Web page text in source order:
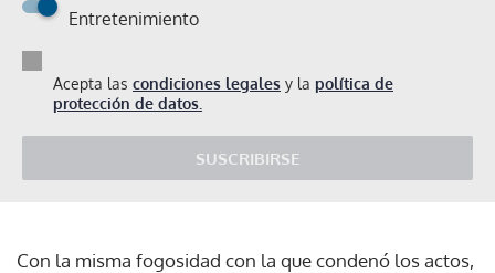
Entretenimiento
Acepta las condiciones legales y la política de
protección de datos.
SUSCRIBIRSE
Con la misma fogosidad con la que condenó los actos,